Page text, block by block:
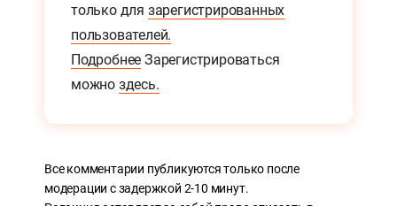
только для зарегистрированных
пользователей.
Подробнее Зарегистрироваться
можно здесь.
Все комментарии публикуются только после
модерации с задержкой 2-10 минут.